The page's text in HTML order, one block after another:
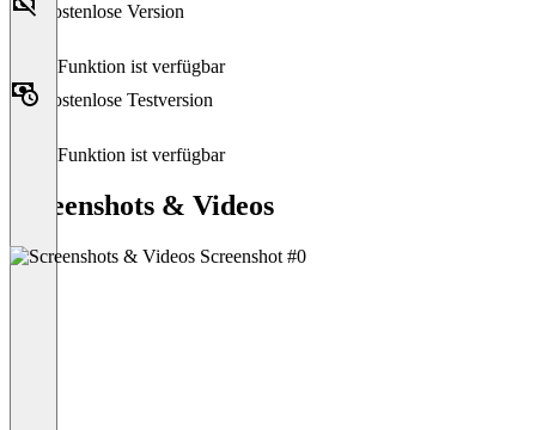
Kostenlose Version
Diese Funktion ist verfügbar
Kostenlose Testversion
Diese Funktion ist verfügbar
Screenshots & Videos